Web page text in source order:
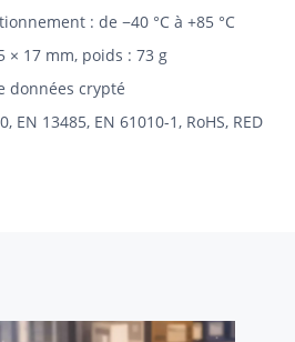
: de −40 °C à +85 °C
× 17 mm, poids : 73 g
données crypté
EN 13485, EN 61010-1, RoHS, RED